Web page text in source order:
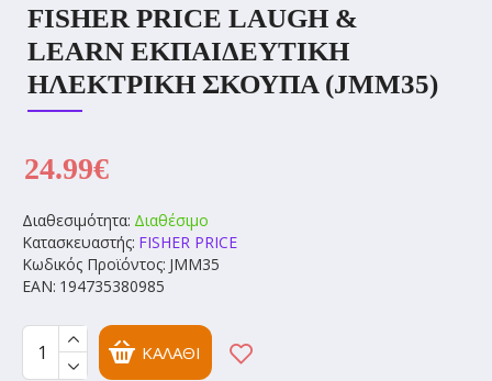
FISHER PRICE LAUGH &
LEARN ΕΚΠΑΙΔΕΥΤΙΚΗ
ΗΛΕΚΤΡΙΚΗ ΣΚΟΥΠΑ (JMM35)
Διαθεσιμότητα: Διαθέσιμο
Κατασκευαστής: FISHER PRICE
Κωδικός Προϊόντος: JMM35
EAN: 194735380985
24.99€
ΚΑΛΆΘΙ